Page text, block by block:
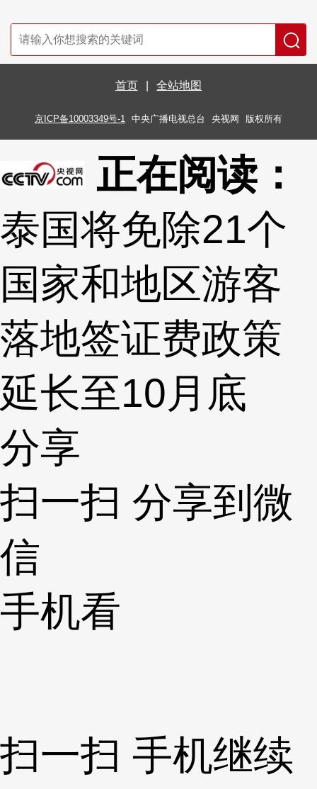
首页 全站地图
京ICP备10003349号-1 中央广播电视总台 央视网 版权所有
正在阅读：
泰国将免除21个
国家和地区游客
落地签证费政策
延长至10月底
分享
扫一扫 分享到微
信
手机看
扫一扫 手机继续